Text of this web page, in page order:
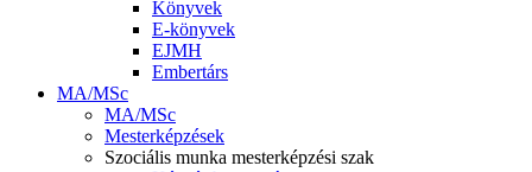
Könyvek
E-könyvek
EJMH
Embertárs
MA/MSc
MA/MSc
Mesterképzések
Szociális munka mesterképzési szak